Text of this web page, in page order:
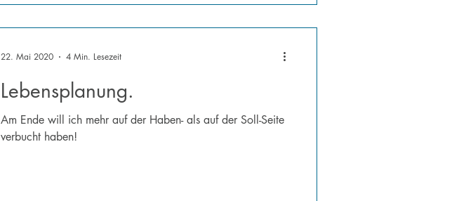
Lebensplanung.
Am Ende will ich mehr auf der Haben- als auf der Soll-Seite
verbucht haben!
22. Mai 2020 4 Min. Lesezeit